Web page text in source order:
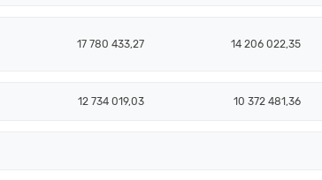
17 780 433,27 14 206 022,35
12 734 019,03 10 372 481,36